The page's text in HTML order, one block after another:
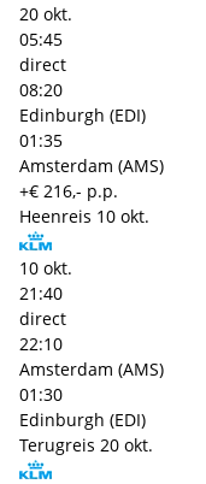
20 okt.
05:45
direct
08:20
Edinburgh (EDI)
01:35
Amsterdam (AMS)
+€ 216,- p.p.
Heenreis 10 okt.
10 okt.
21:40
direct
22:10
Amsterdam (AMS)
01:30
Edinburgh (EDI)
Terugreis 20 okt.